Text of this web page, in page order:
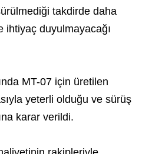
takdirde daha
ihtiyaç duyulmayacağı
MT-07 için üretilen
yeterli olduğu ve sürüş
karar verildi.